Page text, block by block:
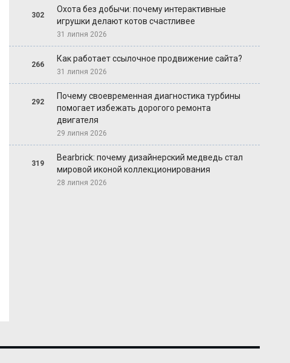
302
Охота без добычи: почему интерактивные
игрушки делают котов счастливее
31 липня 2026
266
Как работает ссылочное продвижение сайта?
31 липня 2026
292
Почему своевременная диагностика турбины
помогает избежать дорогого ремонта
двигателя
29 липня 2026
319
Bearbrick: почему дизайнерский медведь стал
мировой иконой коллекционирования
28 липня 2026